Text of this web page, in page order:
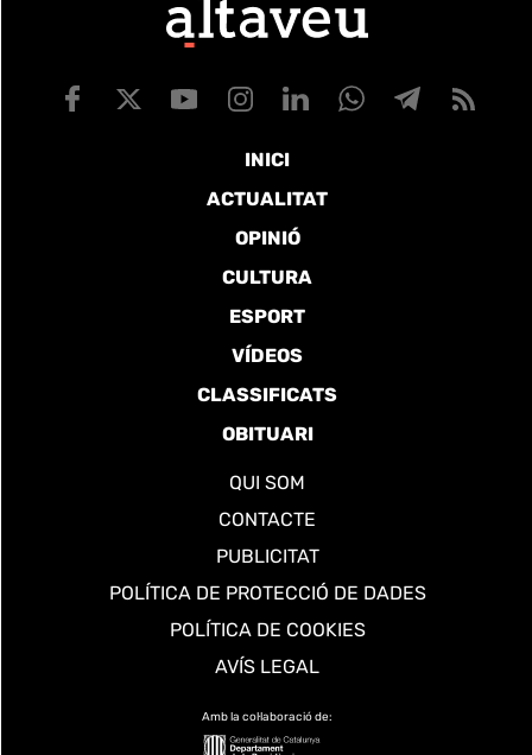
INICI
ACTUALITAT
OPINIÓ
CULTURA
ESPORT
VÍDEOS
CLASSIFICATS
OBITUARI
QUI SOM
CONTACTE
PUBLICITAT
POLÍTICA DE PROTECCIÓ DE DADES
POLÍTICA DE COOKIES
AVÍS LEGAL
Amb la col·laboració de: